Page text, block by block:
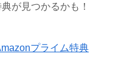
が見つかるかも！
プライム特典